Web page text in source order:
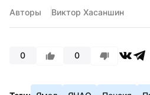
Авторы Виктор Хасаншин
0 0